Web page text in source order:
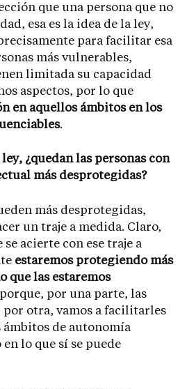
que una persona que no
esa es la idea de la ley,
para facilitar esa
más vulnerables,
limitada su capacidad
aspectos, por lo que
en aquellos ámbitos en los
.
¿quedan las personas con
más desprotegidas?
más desprotegidas,
un traje a medida. Claro,
se acierte con ese traje a
estaremos protegiendo más
que las estaremos
porque, por una parte, las
por otra, vamos a facilitarles
ámbitos de autonomía
lo que sí se puede